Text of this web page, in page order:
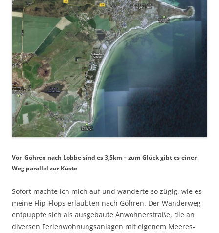
Von Göhren nach Lobbe sind es 3,5km – zum Glück gibt es einen
Weg parallel zur Küste
Sofort machte ich mich auf und wanderte so zügig, wie es
meine Flip-Flops erlaubten nach Göhren. Der Wanderweg
entpuppte sich als ausgebaute Anwohnerstraße, die an
diversen Ferienwohnungsanlagen mit eigenem Meeres-